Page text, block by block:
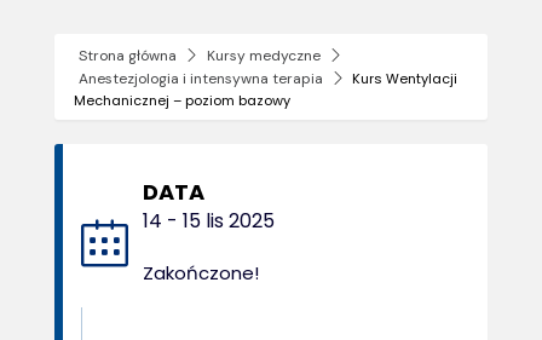
Kursy medyczne
Kontakt
Strona główna
Kursy medyczne
Anestezjologia i intensywna terapia
Kurs Wentylacji
Mechanicznej – poziom bazowy
DATA
14 - 15 lis 2025
Zakończone!